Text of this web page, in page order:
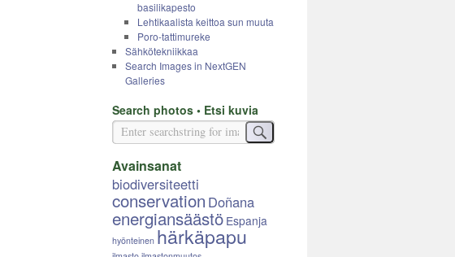
basilikapesto
Lehtikaalista keittoa sun muuta
Poro-tattimureke
Sähkötekniikkaa
Search Images in NextGEN
Galleries
Search photos • Etsi kuvia
Avainsanat
biodiversiteetti
conservation Doñana
energiansäästö Espanja
hyönteinen härkäpapu